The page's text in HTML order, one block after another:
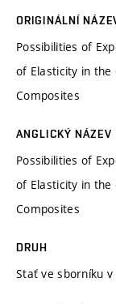
ORIGINÁLNÍ
Possibilities of
of Elasticity in the
Composites
ANGLICKÝ NÁZEV
Possibilities of
of Elasticity in the
Composites
DRUH
Stať ve sborníku v